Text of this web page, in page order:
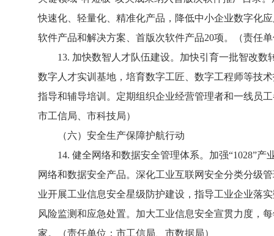
快速化、轻量化、精准化产品，降低中小企业数字化
软件产品和解决方案、首版次软件产品20项。（责任
13. 加快数智人才队伍建设。加快引育一批智改数
数字人才实训基地，培育数字工匠、数字工程师等技
指导和辅导培训。定期组织企业经营管理者和一线员
市工信局、市科技局）
（六）安全生产保障护航行动
14. 健全网络和数据安全管理体系。加强“1028”产
网络和数据安全产品。深化工业互联网安全分类分级
业开展工业信息安全星级防护建设，指导工业企业落
风险监测和应急处置。加大工业信息安全宣贯力度，
家。（责任单位：市工信局、市数据局）